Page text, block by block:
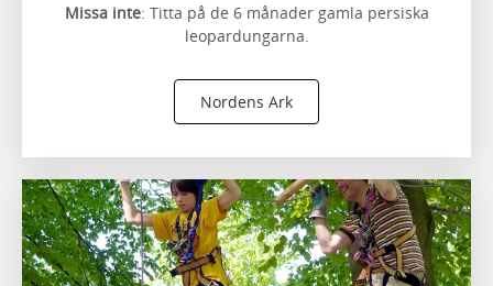
Missa inte: Titta på de 6 månader gamla persiska
leopardungarna.
Nordens Ark